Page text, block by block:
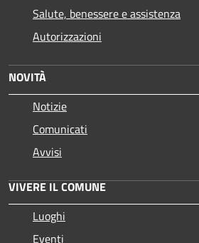
Salute, benessere e assistenza
Autorizzazioni
NOVITÀ
Notizie
Comunicati
Avvisi
VIVERE IL COMUNE
Luoghi
Eventi